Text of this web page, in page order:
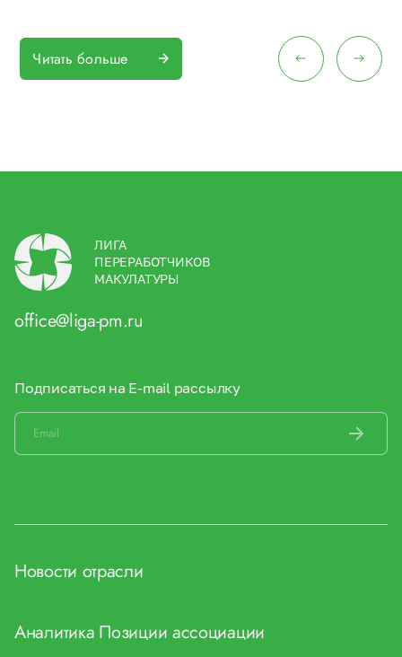
Читать больше
ЛИГА
ПЕРЕРАБОТЧИКОВ
МАКУЛАТУРЫ
office@liga-pm.ru
Подписаться на E-mail рассылку
Новости отрасли
Аналитика Позиции ассоциации